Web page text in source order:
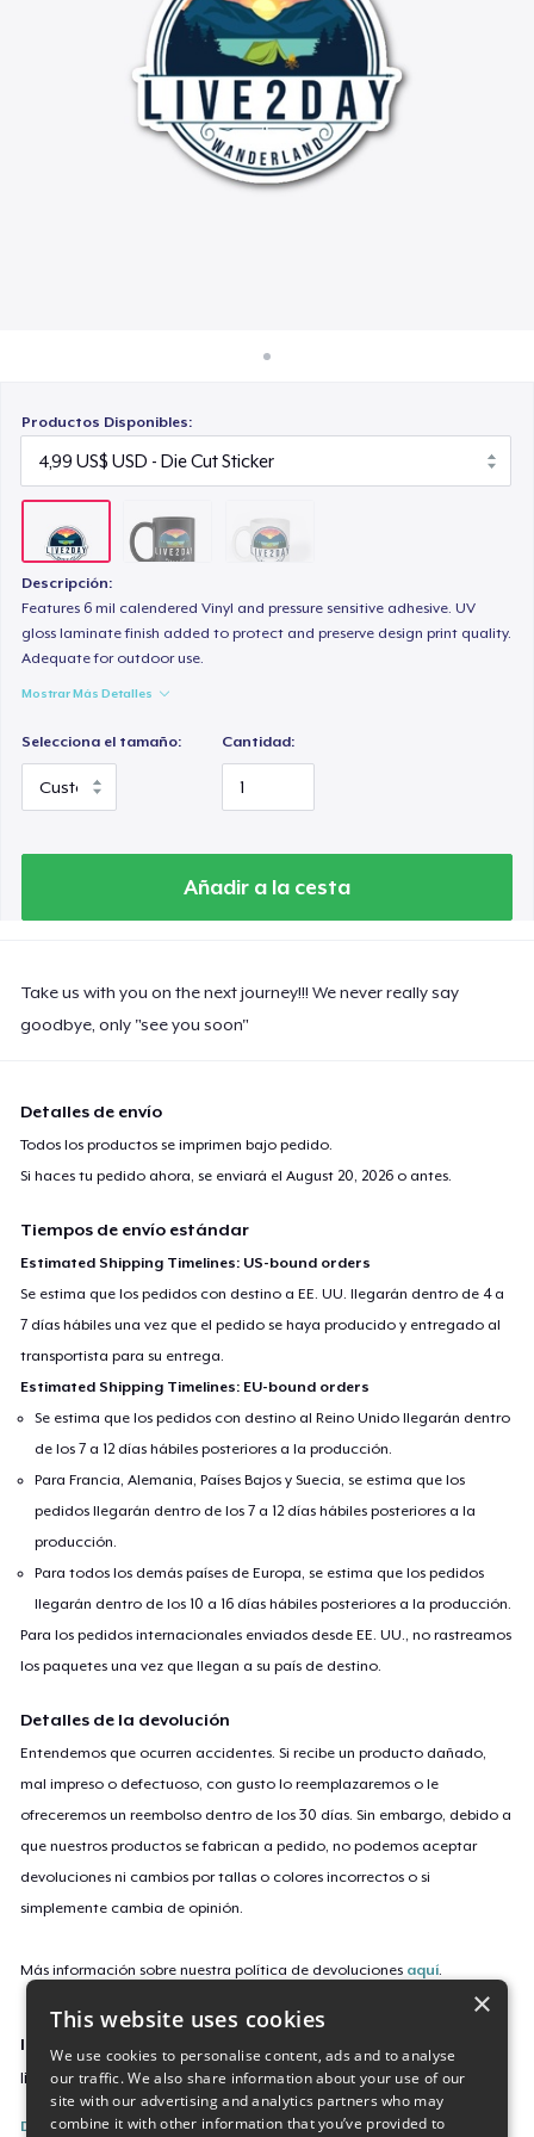
Venda en todas partes
Venda lo que sea
Productos Disponibles:
Descripción:
Features 6 mil calendered Vinyl and pressure sensitive adhesive. UV
gloss laminate finish added to protect and preserve design print quality.
Adequate for outdoor use.
Mostrar Más Detalles
Selecciona el tamaño: Cantidad:
Añadir a la cesta
Take us with you on the next journey!!! We never really say
goodbye, only "see you soon"
Detalles de envío
Todos los productos se imprimen bajo pedido.
Si haces tu pedido ahora, se enviará elAugust 20, 2026 o antes.
Tiempos de envío estándar
Estimated Shipping Timelines: US-bound orders
Se estima que los pedidos con destino a EE. UU. llegarán dentro de 4 a
7 días hábiles una vez que el pedido se haya producido y entregado al
transportista para su entrega.
Estimated Shipping Timelines: EU-bound orders
Se estima que los pedidos con destino al Reino Unido llegarán dentro
de los 7 a 12 días hábiles posteriores a la producción.
Para Francia, Alemania, Países Bajos y Suecia, se estima que los
pedidos llegarán dentro de los 7 a 12 días hábiles posteriores a la
producción.
Para todos los demás países de Europa, se estima que los pedidos
llegarán dentro de los 10 a 16 días hábiles posteriores a la producción.
Para los pedidos internacionales enviados desde EE. UU., no rastreamos
los paquetes una vez que llegan a su país de destino.
Detalles de la devolución
Entendemos que ocurren accidentes. Si recibe un producto dañado,
mal impreso o defectuoso, con gusto lo reemplazaremos o le
ofreceremos un reembolso dentro de los 30 días. Sin embargo, debido a
que nuestros productos se fabrican a pedido, no podemos aceptar
devoluciones ni cambios por tallas o colores incorrectos o si
simplemente cambia de opinión.
Más información sobre nuestra política de devoluciones aquí.
ID de campaña
live2day-classic
Denunciar esta listing
12,99 US$
×
This website uses cookies
We use cookies to personalise content, ads and to analyse
our traffic. We also share information about your use of our
site with our advertising and analytics partners who may
combine it with other information that you’ve provided to